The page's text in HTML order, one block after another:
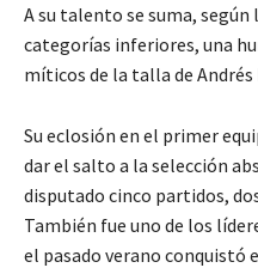
A su talento se suma, según
categorías inferiores, una
míticos de la talla de Andrés
Su eclosión en el primer
dar el salto a la selección
disputado cinco partidos,
También fue uno de los
el pasado verano conquistó